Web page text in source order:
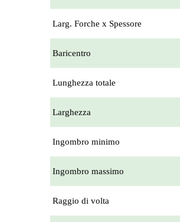
Larg. Forche x Spessore
Baricentro
Lunghezza totale
Larghezza
Ingombro minimo
Ingombro massimo
Raggio di volta